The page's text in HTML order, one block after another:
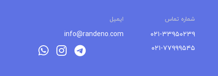
شماره تماس ایمیل
۰۲۱-۳۳۹۵۰۲۳۹
۰۲۱-۷۷۹۹۹۵۴۵
info@randeno.com